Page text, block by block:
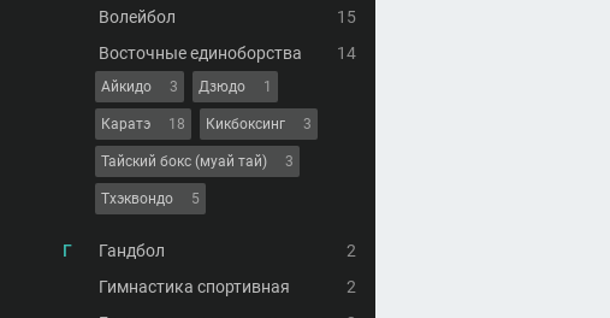
Волейбол
15
Восточные единоборства
14
Айкидо 3 Дзюдо 1
Каратэ 18 Кикбоксинг 3
Тайский бокс (муай тай) 3
Тхэквондо 5
Г Гандбол
2
Гимнастика спортивная
2